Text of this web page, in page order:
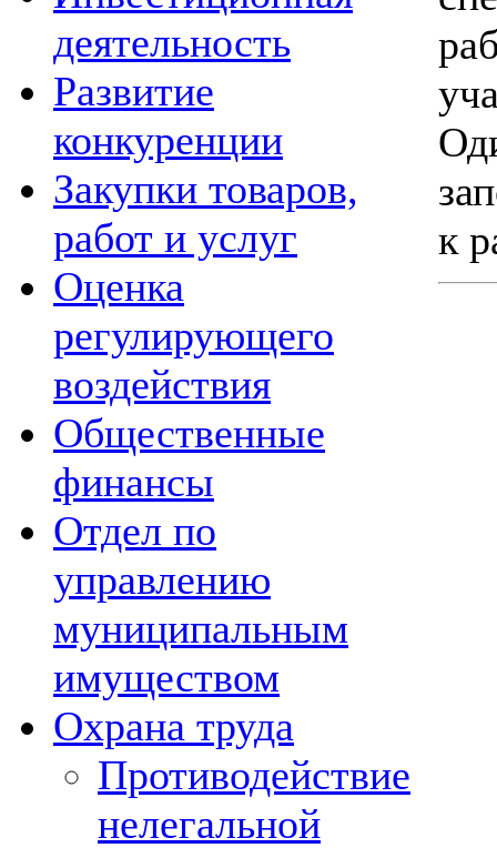
деятельность
Развитие
конкуренции
Закупки товаров,
работ и услуг
Оценка
регулирующего
воздействия
Общественные
финансы
Отдел по
управлению
муниципальным
имуществом
Охрана труда
Противодействие
нелегальной
к